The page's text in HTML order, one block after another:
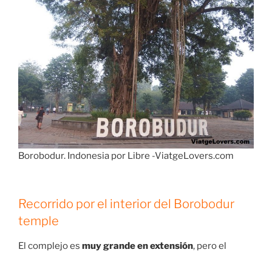
Borobodur. Indonesia por Libre -ViatgeLovers.com
Recorrido por el interior del Borobodur
temple
El complejo es muy grande en extensión, pero el